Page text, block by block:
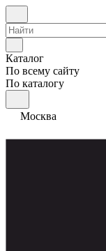
Каталог
По всему сайту
По каталогу
Москва